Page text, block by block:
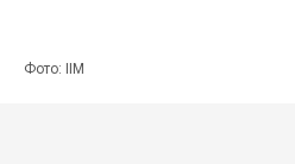
Фото: ІІМ